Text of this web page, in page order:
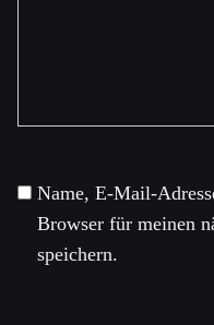
Name, E-Mail-
Browser für meinen
speichern.